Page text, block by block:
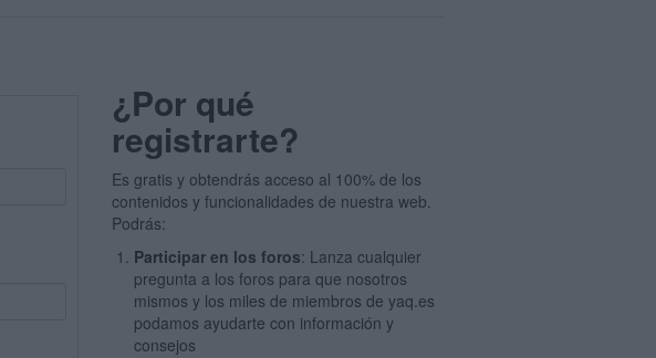
¿Por qué
registrarte?
Es gratis y obtendrás acceso al 100% de los
contenidos y funcionalidades de nuestra web.
Podrás:
Participar en los foros: Lanza cualquier
pregunta a los foros para que nosotros
mismos y los miles de miembros de yaq.es
podamos ayudarte con información y
consejos